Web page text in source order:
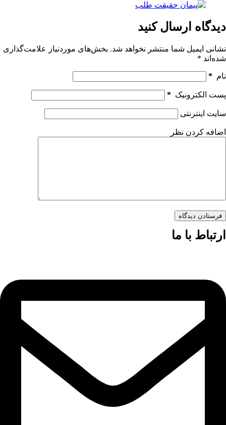
دیدگاه ارسال کنید
نشانی ایمیل شما منتشر نخواهد شد. بخش‌های موردنیاز علامت‌گذاری
شده‌اند *
نام *
پست الکترونیک *
سایت اینترنتی
اضافه کردن نظر
فرستادن دیدگاه
ارتباط با ما